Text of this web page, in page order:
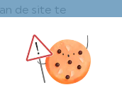
de site te
de doeleinden
en verwerkt.